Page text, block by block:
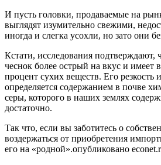
И пусть головки, продаваемые на
выглядят изумительно свежими,
иногда и слегка усохли, но зато они
Кстати, исследования подтверждают,
чеснок более острый на вкус и имеет
процент сухих веществ. Его резкость
определяется содержанием в почве
серы, которого в наших землях
достаточно.
Так что, если вы заботитесь о
воздержаться от приобретения
его на «родной».опубликовано